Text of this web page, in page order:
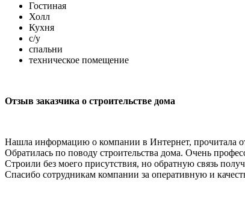
Гостиная
Холл
Кухня
с/у
спальни
техническое помещение
Отзыв заказчика о строительстве дома
Нашла информацию о компании в Интернет, прочитала
Обратилась по поводу строительства дома. Очень
Строили без моего присутствия, но обратную связь
Спасибо сотрудникам компании за оперативную и